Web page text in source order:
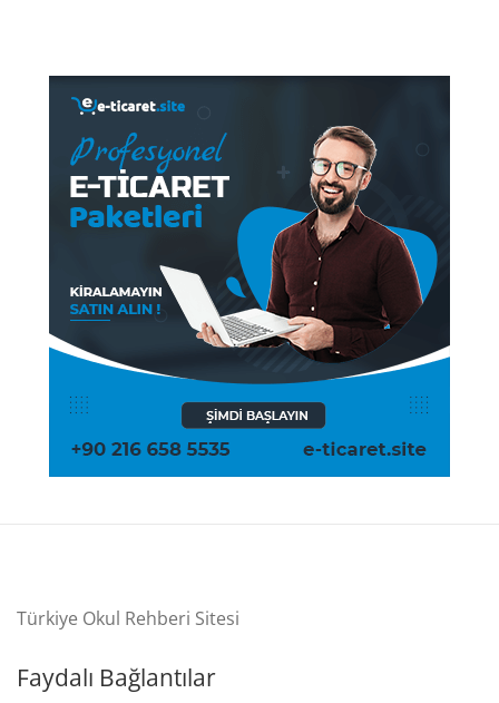
Türkiye Okul Rehberi Sitesi
Faydalı Bağlantılar